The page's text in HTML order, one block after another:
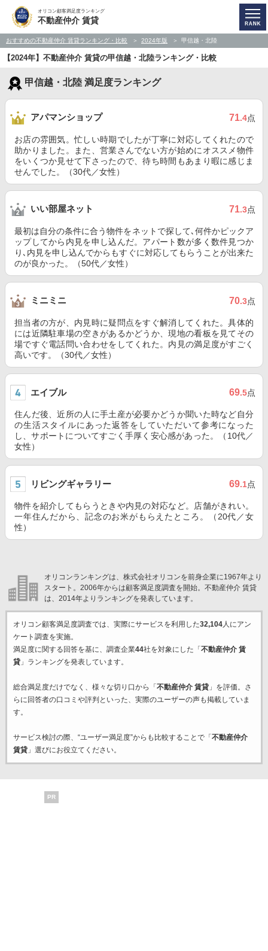
オリコン顧客満足度ランキング
不動産仲介 賃貸
おすすめの不動産仲介 賃貸ランキング・比較 2024年版 甲信越・北陸
【2024年】不動産仲介 賃貸の甲信越・北陸ランキング・比較
甲信越・北陸 満足度ランキング
アパマンショップ 71.4点
お店の雰囲気。忙しい時期でしたが丁寧に対応してくれたので
助かりました。また、営業さんでない方が始めにオススメ物件
をいくつか見せて下さったので、待ち時間もあまり暇に感じま
せんでした。（30代／女性）
いい部屋ネット 71.3点
最初は自分の条件に合う物件をネットで探して､何件かピックア
ップしてから内見を申し込んだ。アパート数が多く数件見つか
り､内見を申し込んでからもすぐに対応してもらうことが出来た
のが良かった。（50代／女性）
ミニミニ 70.3点
担当者の方が、内見時に疑問点をすぐ解消してくれた。具体的
には近隣駐車場の空きがあるかどうか、現地の看板を見てその
場ですぐ電話問い合わせをしてくれた。内見の満足度がすごく
高いです。（30代／女性）
エイブル 69.5点
住んだ後、近所の人に手土産が必要かどうか聞いた時など自分
の生活スタイルにあった返答をしていただいて参考になった
し、サポートについてすごく手厚く安心感があった。（10代／
女性）
リビングギャラリー 69.1点
物件を紹介してもらうときや内見の対応など。店舗がきれい。
一年住んだから、記念のお米がもらえたところ。（20代／女
性）
オリコンランキングは、株式会社オリコンを前身企業に1967年より
スタート。2006年からは顧客満足度調査を開始。不動産仲介 賃貸
は、2014年よりランキングを発表しています。
オリコン顧客満足度調査では、実際にサービスを利用した32,104人にアン
ケート調査を実施。
満足度に関する回答を基に、調査企業44社を対象にした「 不動産仲介 賃
貸」ランキングを発表しています。
総合満足度だけでなく、様々な切り口から「 不動産仲介 賃貸」を評価。さ
らに回答者の口コミや評判といった、実際のユーザーの声も掲載していま
す。
サービス検討の際、“ユーザー満足度”からも比較することで「 不動産仲介
賃貸」選びにお役立てください。
PR